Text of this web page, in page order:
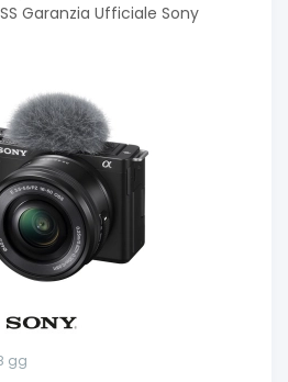
Garanzia Ufficiale Sony
gg